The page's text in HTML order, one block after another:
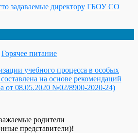
задаваемые директору ГБОУ СО
Горячее питание
учебного процесса в особых
на основе рекомендаций
от 08.05.2020 №02/8900-2020-24)
родители
представители)!